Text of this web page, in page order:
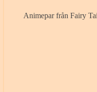
Animepar från Fairy